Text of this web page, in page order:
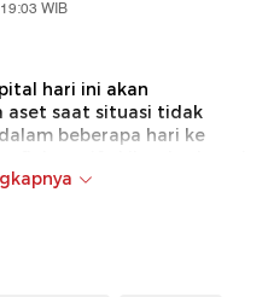
WIB
hari ini akan
aset saat situasi tidak
beberapa hari ke
negeri. Lalu bagaimana
dalam Sunsetalk.